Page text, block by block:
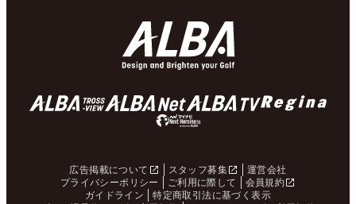
広告掲載について スタッフ募集
運営会社
プライバシーポリシー
ご利用に際して
会員規約
ガイドライン
特定商取引法に基づく表示